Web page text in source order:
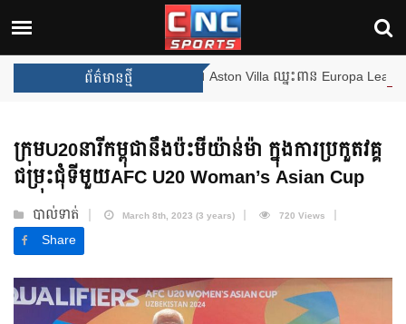
ព័ត៌មានថ្មី
ឈ្នះពានរង្វាន់បន្ថែមទៀត បន្ទាប់ពី Aston Villa ឈ្នះពាន Europa League
ក្រុមU20នារីកម្ពុជានឹងប៉ះមីយ៉ាន់ម៉ា ក្នុងការប្រកួតវគ្គ
ជម្រុះជុំទីមួយAFC U20 Woman’s Asian Cup
បាល់ទាត់ March 8th, 2023 (3 years) 720 Views
Share